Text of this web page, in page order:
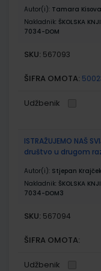
Autor(i): Tamara
Nakladnik: ŠKOLSKA
7034-DOM
SKU: 567093
ŠIFRA OMOTA:
Udžbenik
ISTRAŽUJEMO NAŠ
društvo u drugom
Autor(i): Stjepan Krajček
Nakladnik: ŠKOLSKA
7034-DOM3
SKU: 567094
ŠIFRA OMOTA:
Udžbenik